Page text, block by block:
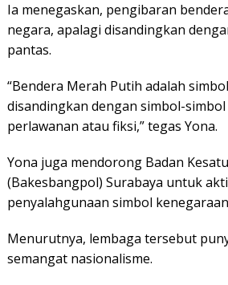
Ia menegaskan, pengibaran
negara, apalagi disandingkan
pantas.
“Bendera Merah Putih adalah
disandingkan dengan simbol-
perlawanan atau fiksi,” tegas Yona.
Yona juga mendorong Badan
(Bakesbangpol) Surabaya untuk
penyalahgunaan simbol
Menurutnya, lembaga tersebut
semangat nasionalisme.